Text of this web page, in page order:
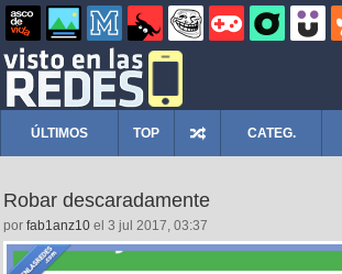
ÚLTIMOS TOP CATEG.
Robar descaradamente
por fab1anz10 el 3 jul 2017, 03:37